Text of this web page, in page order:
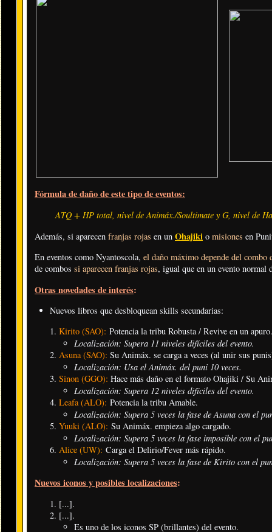
Fórmula de daño de este tipo de eventos:
ATQ + HP total, nivel de Animáx./Soultimate y G, nivel de
Además, si aparecen franjas rojas en un Ohajiki o misiones en
En eventos como Nyantoscola, el daño máximo depende del
de combos si aparecen franjas rojas, igual que en un evento normal
Otras novedades de interés:
Nuevos libros que desbloquean skills secundarias:
Kirito (SAO): Potencia la tribu Robusta / Revive en un apuro.
Localización: Supera 11 niveles difíciles del evento.
Asuna (SAO): Su Animáx. se carga a veces (al unir sus
Localización: Usa el Animáx. del puni 10 veces.
Sinon (GGO): Hace más daño en el formato Ohajiki / Su
Localización: Supera 12 niveles difíciles del evento.
Leafa (ALO): Potencia la tribu Amable.
Localización: Supera 5 veces la fase de Asuna con el
Yuuki (ALO): Su Animáx. empieza algo cargado.
Localización: Supera 5 veces la fase imposible con el
Alice (UW): Carga el Delirio/Fever más rápido.
Localización: Supera 5 veces la fase de Kirito con el
Nuevos iconos y posibles localizaciones:
[...].
[...].
Es uno de los iconos SP (brillantes) del evento.